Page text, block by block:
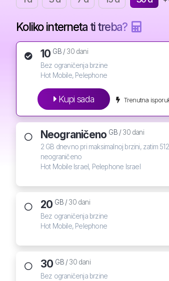
Koliko interneta ti treba?
10 GB /30 dani
Bez ograničenja brzine
Hot Mobile, Pelephone
Kupi sada Trenutna
Neograničeno GB /30 dani
2 GB dnevno pri maksimalnoj brzini, zatim
neograničeno
Hot Mobile Israel, Pelephone Israel
20 GB /30 dani
Bez ograničenja brzine
Hot Mobile, Pelephone
30 GB /30 dani
Bez ograničenja brzine